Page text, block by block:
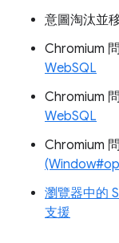
意圖淘汰並
Chromium
WebSQL
Chromium
WebSQL
Chromium
瀏覽器中的
支援